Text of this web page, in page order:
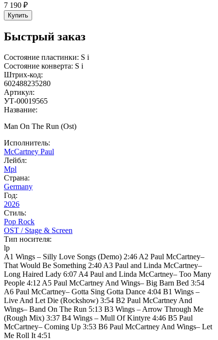
7 190 ₽
Купить
Быстрый заказ
Состояние пластинки: S i
Состояние конверта: S i
Штрих-код:
602488235280
Артикул:
УТ-00019565
Название:
Man On The Run (Ost)
Исполнитель:
McCartney Paul
Лейбл:
Mpl
Страна:
Germany
Год:
2026
Стиль:
Pop Rock
OST / Stage & Screen
Тип носителя:
lp
A1 Wings – Silly Love Songs (Demo) 2:46 A2 Paul McCartney–
That Would Be Something 2:40 A3 Paul and Linda McCartney–
Long Haired Lady 6:07 A4 Paul and Linda McCartney– Too Many
People 4:12 A5 Paul McCartney And Wings– Big Barn Bed 3:54
A6 Paul McCartney– Gotta Sing Gotta Dance 4:04 B1 Wings –
Live And Let Die (Rockshow) 3:54 B2 Paul McCartney And
Wings– Band On The Run 5:13 B3 Wings – Arrow Through Me
(Rough Mix) 3:37 B4 Wings – Mull Of Kintyre 4:46 B5 Paul
McCartney– Coming Up 3:53 B6 Paul McCartney And Wings– Let
Me Roll It 4:51